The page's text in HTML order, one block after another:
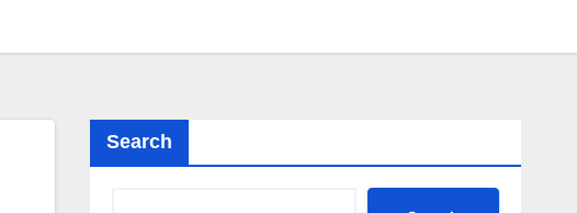
Search